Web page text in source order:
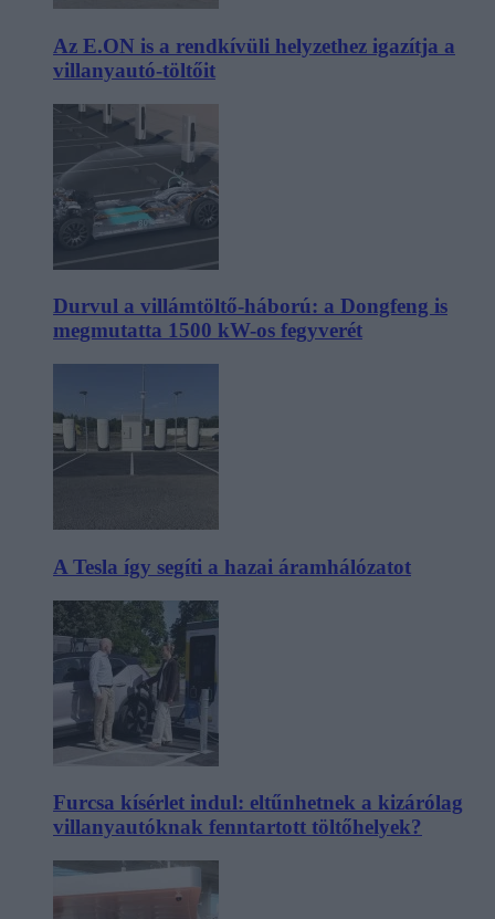
Az E.ON is a rendkívüli helyzethez igazítja a
villanyautó-töltőit
Durvul a villámtöltő-háború: a Dongfeng is
megmutatta 1500 kW-os fegyverét
A Tesla így segíti a hazai áramhálózatot
Furcsa kísérlet indul: eltűnhetnek a kizárólag
villanyautóknak fenntartott töltőhelyek?